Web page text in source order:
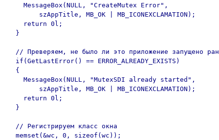
    MessageBox(NULL, "CreateMutex Error",
        szAppTitle, MB_OK | MB_ICONEXCLAMATION);
    return 0l;
  }
// Преверяем, не было ли это приложение запущено
  if(GetLastError() == ERROR_ALREADY_EXISTS)
  {
    MessageBox(NULL, "MutexSDI already started",
        szAppTitle, MB_OK | MB_ICONEXCLAMATION);
    return 0l;
  }
  // Регистрируем класс окна
  memset(&wc, 0, sizeof(wc));